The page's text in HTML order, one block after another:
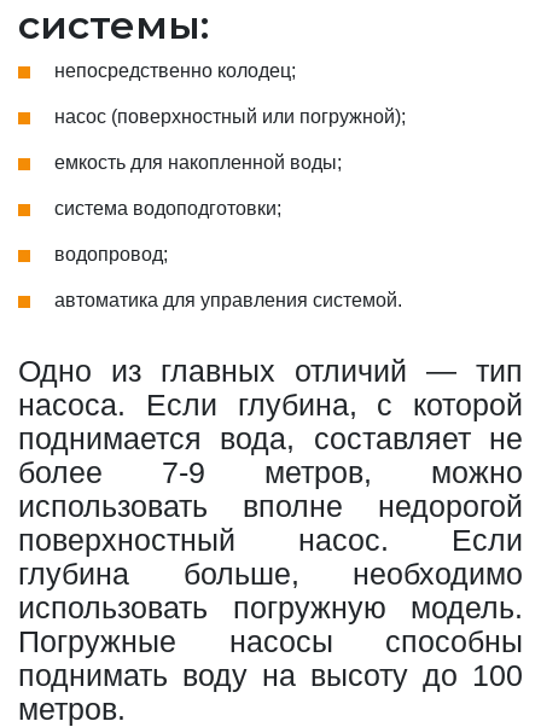
системы:
непосредственно колодец;
насос (поверхностный или погружной);
емкость для накопленной воды;
система водоподготовки;
водопровод;
автоматика для управления системой.
Одно из главных отличий — тип
насоса. Если глубина, с которой
поднимается вода, составляет не
более 7-9 метров, можно
использовать вполне недорогой
поверхностный насос. Если
глубина больше, необходимо
использовать погружную модель.
Погружные насосы способны
поднимать воду на высоту до 100
метров.